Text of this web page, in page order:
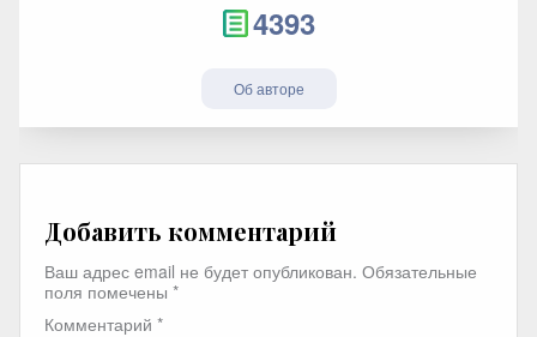
4393
Об авторе
Добавить комментарий
Ваш адрес email не будет опубликован. Обязательные
поля помечены *
Комментарий *